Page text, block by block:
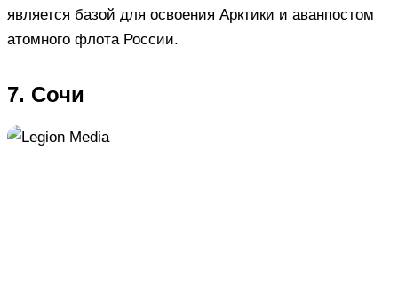
является базой для освоения Арктики и аванпостом
атомного флота России.
7. Сочи